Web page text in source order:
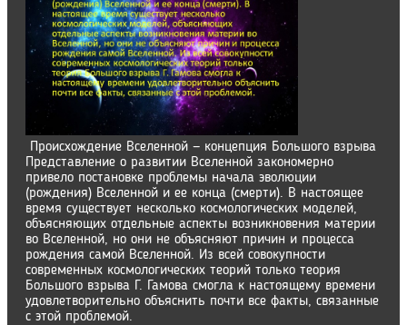
Происхождение Вселенной — концепция Большого взрыва
Представление о развитии Вселенной закономерно
привело постановке проблемы начала эволюции
(рождения) Вселенной и ее конца (смерти). В настоящее
время существует несколько космологических моделей,
объясняющих отдельные аспекты возникновения материи
во Вселенной, но они не объясняют причин и процесса
рождения самой Вселенной. Из всей совокупности
современных космологических теорий только теория
Большого взрыва Г. Гамова смогла к настоящему времени
удовлетворительно объяснить почти все факты, связанные
с этой проблемой.